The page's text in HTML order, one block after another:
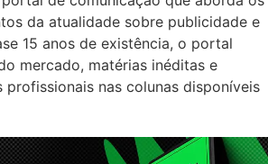
da atualidade sobre publicidade e
15 anos de existência, o portal
mercado, matérias inéditas e
profissionais nas colunas disponíveis